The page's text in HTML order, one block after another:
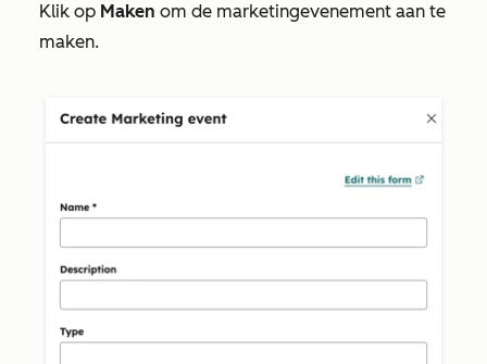
Klik op Maken om de marketingevenement aan te
maken.